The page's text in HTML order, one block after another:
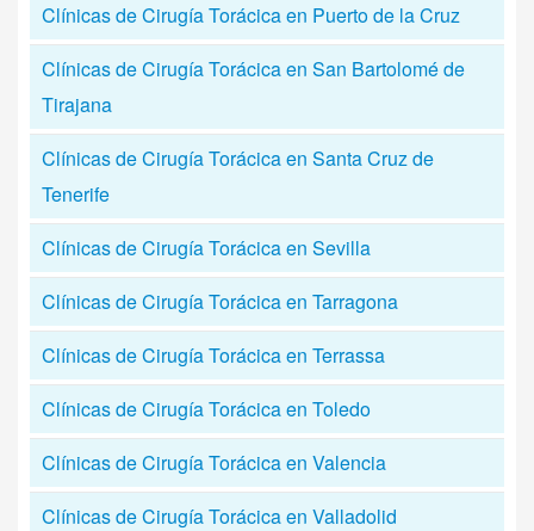
Clínicas de Cirugía Torácica en Puerto de la Cruz
Clínicas de Cirugía Torácica en San Bartolomé de
Tirajana
Clínicas de Cirugía Torácica en Santa Cruz de
Tenerife
Clínicas de Cirugía Torácica en Sevilla
Clínicas de Cirugía Torácica en Tarragona
Clínicas de Cirugía Torácica en Terrassa
Clínicas de Cirugía Torácica en Toledo
Clínicas de Cirugía Torácica en Valencia
Clínicas de Cirugía Torácica en Valladolid